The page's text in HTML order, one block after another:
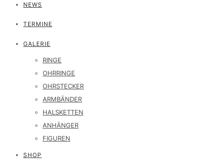
NEWS
TERMINE
GALERIE
RINGE
OHRRINGE
OHRSTECKER
ARMBÄNDER
HALSKETTEN
ANHÄNGER
FIGUREN
SHOP